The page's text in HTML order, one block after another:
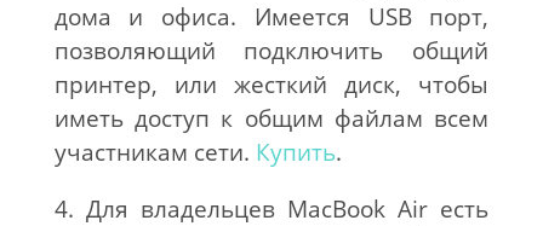
дома и офиса. Имеется USB порт,
позволяющий подключить общий
принтер, или жесткий диск, чтобы
иметь доступ к общим файлам всем
участникам сети. Купить.
4. Для владельцев MacBook Air есть